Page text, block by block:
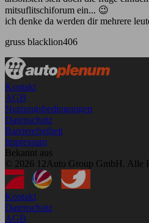
mitsuflitschiforum ein... 😉
ich denke da werden dir mehrere
gruss blacklion406
Kontakt
AGB
Nutzungsbedingungen
Datenschutz
Barrierefreiheit
Impressum
Bekannt aus
© 2026 12Auto Group GmbH. Alle
Kontakt
Datenschutz
AGB